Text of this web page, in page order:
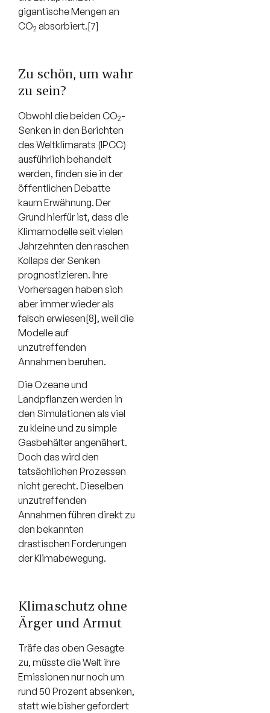
gigantische Mengen an
CO2 absorbiert.[7]
Zu schön, um wahr
zu sein?
Obwohl die beiden CO2-
Senken in den Berichten
des Weltklimarats (IPCC)
ausführlich behandelt
werden, finden sie in der
öffentlichen Debatte
kaum Erwähnung. Der
Grund hierfür ist, dass die
Klimamodelle seit vielen
Jahrzehnten den raschen
Kollaps der Senken
prognostizieren. Ihre
Vorhersagen haben sich
aber immer wieder als
falsch erwiesen[8], weil die
Modelle auf
unzutreffenden
Annahmen beruhen.
Die Ozeane und
Landpflanzen werden in
den Simulationen als viel
zu kleine und zu simple
Gasbehälter angenähert.
Doch das wird den
tatsächlichen Prozessen
nicht gerecht. Dieselben
unzutreffenden
Annahmen führen direkt zu
den bekannten
drastischen Forderungen
der Klimabewegung.
Klimaschutz ohne
Ärger und Armut
Träfe das oben Gesagte
zu, müsste die Welt ihre
Emissionen nur noch um
rund 50 Prozent absenken,
statt wie bisher gefordert